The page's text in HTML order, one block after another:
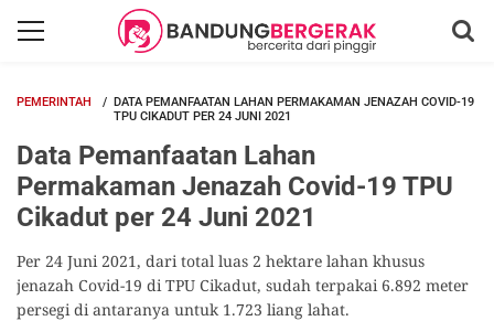
PEMERINTAH
DATA PEMANFAATAN LAHAN PERMAKAMAN JENAZAH COVID-19
TPU CIKADUT PER 24 JUNI 2021
Data Pemanfaatan Lahan
Permakaman Jenazah Covid-19 TPU
Cikadut per 24 Juni 2021
Per 24 Juni 2021, dari total luas 2 hektare lahan khusus
jenazah Covid-19 di TPU Cikadut, sudah terpakai 6.892 meter
persegi di antaranya untuk 1.723 liang lahat.